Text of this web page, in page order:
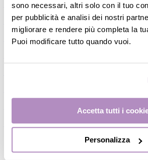
sono necessari, altri solo con il tuo
per pubblicità e analisi dei nostri
migliorare e rendere più completa la
Puoi modificare tutto quando vuoi.
Accetta tutti i
Personalizza
―Biberon
―
Tettarelle
―Succhietti
Conservalatte Materno
―Massaggiagengive